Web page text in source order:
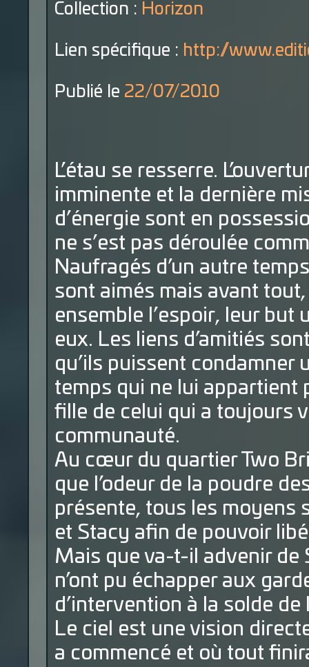
Collection : Horizon
Lien spécifique : http://
Publié le 22/07/2010
L’étau se resserre.
imminente et la dernière
d’énergie sont en
ne s’est pas déroulée
Naufragés d’un autre
sont aimés mais avant
ensemble l’espoir, leur but
eux. Les liens d’amitiés
qu’ils puissent condamner
temps qui ne lui appartient
fille de celui qui a toujours
communauté.
Au cœur du quartier Two
que l’odeur de la poudre
présente, tous les moyens
et Stacy afin de pouvoir
Mais que va-t-il advenir de
n’ont pu échapper aux
d’intervention à la solde de
Le ciel est une vision
a commencé et où tout